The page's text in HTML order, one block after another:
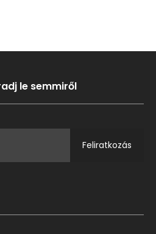
le semmiről
Feliratkozás